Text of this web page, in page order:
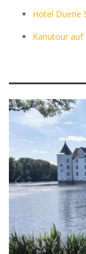
Hotel Duene
Kanutour auf